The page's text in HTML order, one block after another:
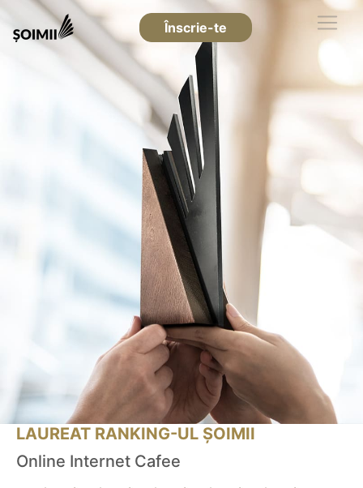
Înscrie-te
LAUREAT RANKING-UL ȘOIMII
Online Internet Cafee